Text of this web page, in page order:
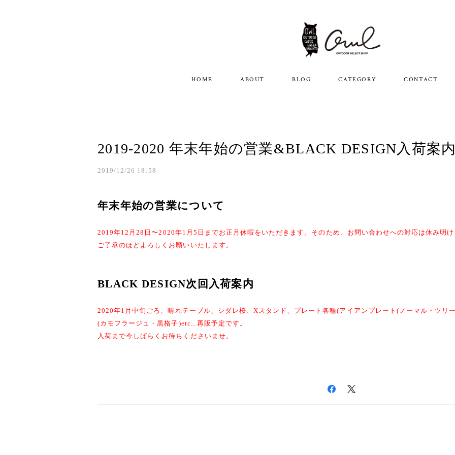
HOME ABOUT BLOG CATEGORY CONTACT
2019-2020 年末年始の営業&BLACK DESIGN入荷案
2019/12/26 18:58
年末年始の営業について
2019年12月28日〜2020年1月5日までお正月休暇をいただきます。そのため、お問い合わせへの対応は休み明
ご了承のほどよろしくお願いいたします。
BLACK DESIGN次回入荷案内
2020年1月中旬ごろ、晴れテーブル、シダレ桜、Xスタンド、プレート各種(アイアンプレート(ノーマル・ツリ
(カモフラージュ・黒格子)etc...再販予定です。
入荷まで今しばらくお待ちくださいませ。